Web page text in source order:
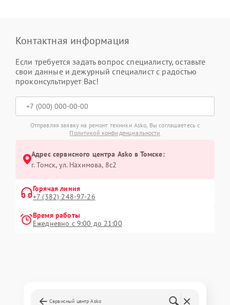
Контактная информация
Если требуется задать вопрос специалисту, оставьте
свои данные и дежурный специалист с радостью
проконсультирует Вас!
Отправляя заявку на ремонт техники Asko, Вы соглашаетесь с
Политикой конфиденциальности
Адрес сервисного центра Asko в Томске:
г. Томск, ул. Нахимова, 8с2
Горячая линия
+7 (382) 248-97-26
Время работы
Ежедневно с 9:00 до 21:00
Сервисный центр Asko